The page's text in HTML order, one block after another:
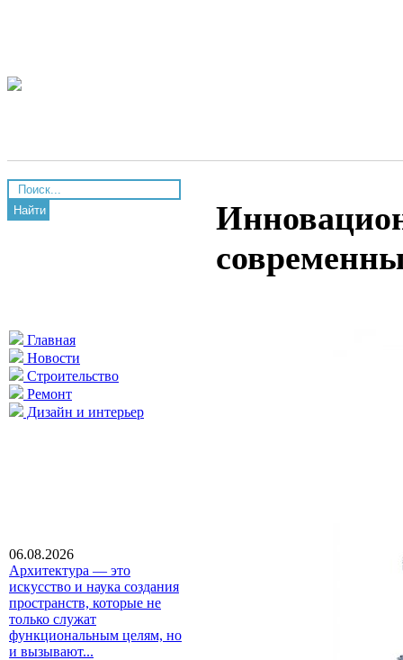
Найти
Главная
Новости
Строительство
Ремонт
Дизайн и интерьер
06.08.2026
Архитектура — это
искусство и наука создания
пространств, которые не
только служат
функциональным целям, но
и вызывают...